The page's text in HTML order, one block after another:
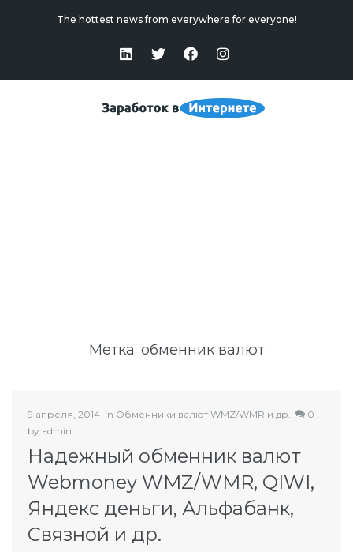
The hottest news from everywhere for everyone!
Метка: обменник валют
9 апреля, 2014 in Обменники валют WMZ/WMR и др.
0 ,
by admin
Надежный обменник валют
Webmoney WMZ/WMR, QIWI,
Яндекс деньги, Альфабанк,
Связной и др.